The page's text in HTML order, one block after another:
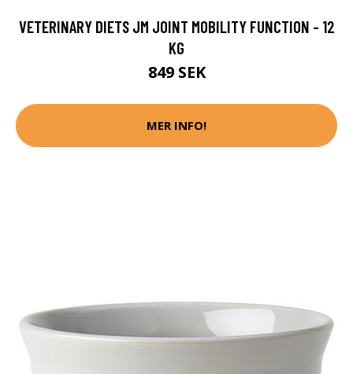
VETERINARY DIETS JM JOINT MOBILITY FUNCTION - 12
KG
849 SEK
MER INFO!